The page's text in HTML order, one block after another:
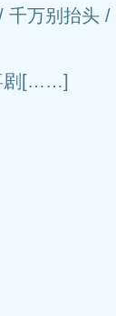
千万别抬头
剧[……]